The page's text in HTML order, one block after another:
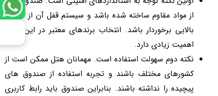
از مواد مقاوم ساخته شده باشد و سیستم قفل آن از کیفیت
بالایی برخوردار باشد. انتخاب برندهای معتبر در این زمینه
اهمیت زیادی دارد.
نکته دوم سهولت استفاده است. مهمانان هتل ممکن است از
کشورهای مختلف باشند و تجربه استفاده از صندوق های
پیچیده را نداشته باشند. بنابراین صندوق باید رابط کاربری